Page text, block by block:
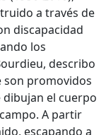
a través de
discapacidad
los
describo
son promovidos
el cuerpo
A partir
escapando a